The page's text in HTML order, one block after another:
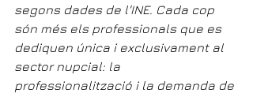
segons dades de l'INE. Cada cop
són més els professionals que es
dediquen única i exclusivament al
sector nupcial: la
professionalització i la demanda de